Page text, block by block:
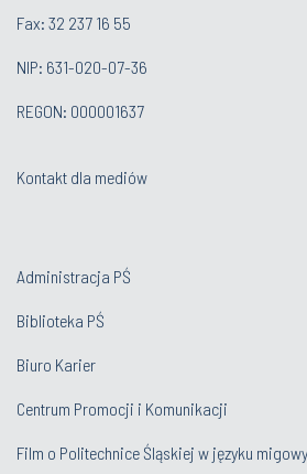
Fax: 32 237 16 55
NIP: 631-020-07-36
REGON: 000001637
Kontakt dla mediów
Administracja PŚ
Biblioteka PŚ
Biuro Karier
Centrum Promocji i Komunikacji
Film o Politechnice Śląskiej w języku